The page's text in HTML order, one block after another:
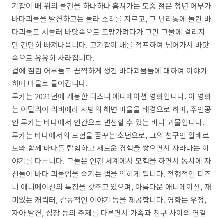
기잡이 배 위의 물건을 하나하나 훔쳐가는 도중 젊은 청년 어부가
바다괴물을 발견하고는 놀라 소리를 지르고, 그 난리통에 놀란 바
다괴물도 서둘러 바닷속으로 도망가려다가 그만 그물에 걸리지
만 간단히 빠져나옵니다. 고기잡이 배를 점프하여 넘어가서 바닷
속으로 유유히 사라집니다.
겁에 질린 어부들도 끔찍하게 생긴 바다괴물들에 대하여 이야기
하며 마을로 돌아갑니다.
루카는 2021년에 개봉한 디즈니 애니메이션 영화입니다. 이 영화
는 이탈리아 리비에라 지방의 해변 마을을 배경으로 하며, 주인공
인 루카는 바다에서 인간으로 변신할 수 있는 바다 괴물입니다.
루카는 바다에서의 모험을 꿈꾸는 소년으로, 그의 친구인 알베르
토와 함께 바다를 탐험하고 새로운 경험을 쌓으면서 자라나는 이
야기를 다룹니다. 그들은 인간 세계에서 모험을 하면서 동시에 자
신들이 바다 괴물임을 숨기는 법을 익히게 됩니다. 전형적인 디즈
니 애니메이션의 특징을 갖추고 있으며, 아름다운 애니메이션, 재
미있는 캐릭터, 감동적인 이야기 등을 제공합니다. 영화는 우정,
자아 발견, 성장 등의 주제를 다루면서 가족과 친구 사이의 연결